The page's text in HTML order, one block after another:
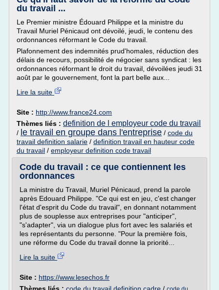
du travail ...
Le Premier ministre Édouard Philippe et la ministre du
Travail Muriel Pénicaud ont dévoilé, jeudi, le contenu des
ordonnances réformant le Code du travail.
Plafonnement des indemnités prud'homales, réduction des
délais de recours, possibilité de négocier sans syndicat : les
ordonnances réformant le droit du travail, dévoilées jeudi 31
août par le gouvernement, font la part belle aux...
Lire la suite
Site : http://www.france24.com
Thèmes liés : definition de l employeur code du travail
/ le travail en groupe dans l'entreprise / code du
travail definition salarie / definition travail en hauteur code
du travail / employeur definition code travail
Code du travail : ce que contiennent les
ordonnances
La ministre du Travail, Muriel Pénicaud, prend la parole
après Edouard Philippe. "Ce qui est en jeu, c'est changer
l'état d'esprit du Code du travail", en donnant notamment
plus de souplesse aux entreprises pour "anticiper",
"s'adapter", via un dialogue plus fort avec les salariés et
les représentants du personne. "Pour la première fois,
une réforme du Code du travail donne la priorité...
Lire la suite
Site : https://www.lesechos.fr